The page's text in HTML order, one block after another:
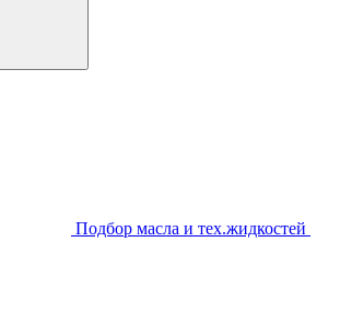
Подбор масла и тех.жидкостей